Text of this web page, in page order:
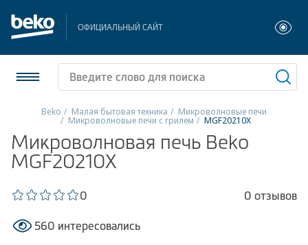
ОФИЦИАЛЬНЫЙ САЙТ
Холодильники и морозильники
Стиральные и сушильные машины
Посудомоечные машины
Плиты
Beko Малая бытовая техника Микроволновые печи
Микроволновые печи с грилем MGF20210X
Микроволновая печь Beko
MGF20210X
0 0 отзывов
560 интересовались